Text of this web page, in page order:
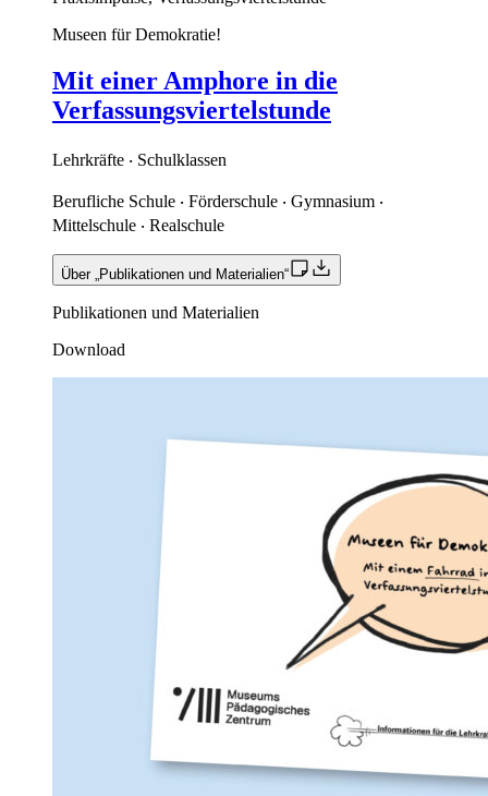
Museen für Demokratie!
Mit einer Amphore in die
Verfassungsviertelstunde
Lehrkräfte ‧ Schulklassen
Berufliche Schule ‧ Förderschule ‧ Gymnasium ‧
Mittelschule ‧ Realschule
Über „Publikationen und Materialien“
Publikationen und Materialien
Download